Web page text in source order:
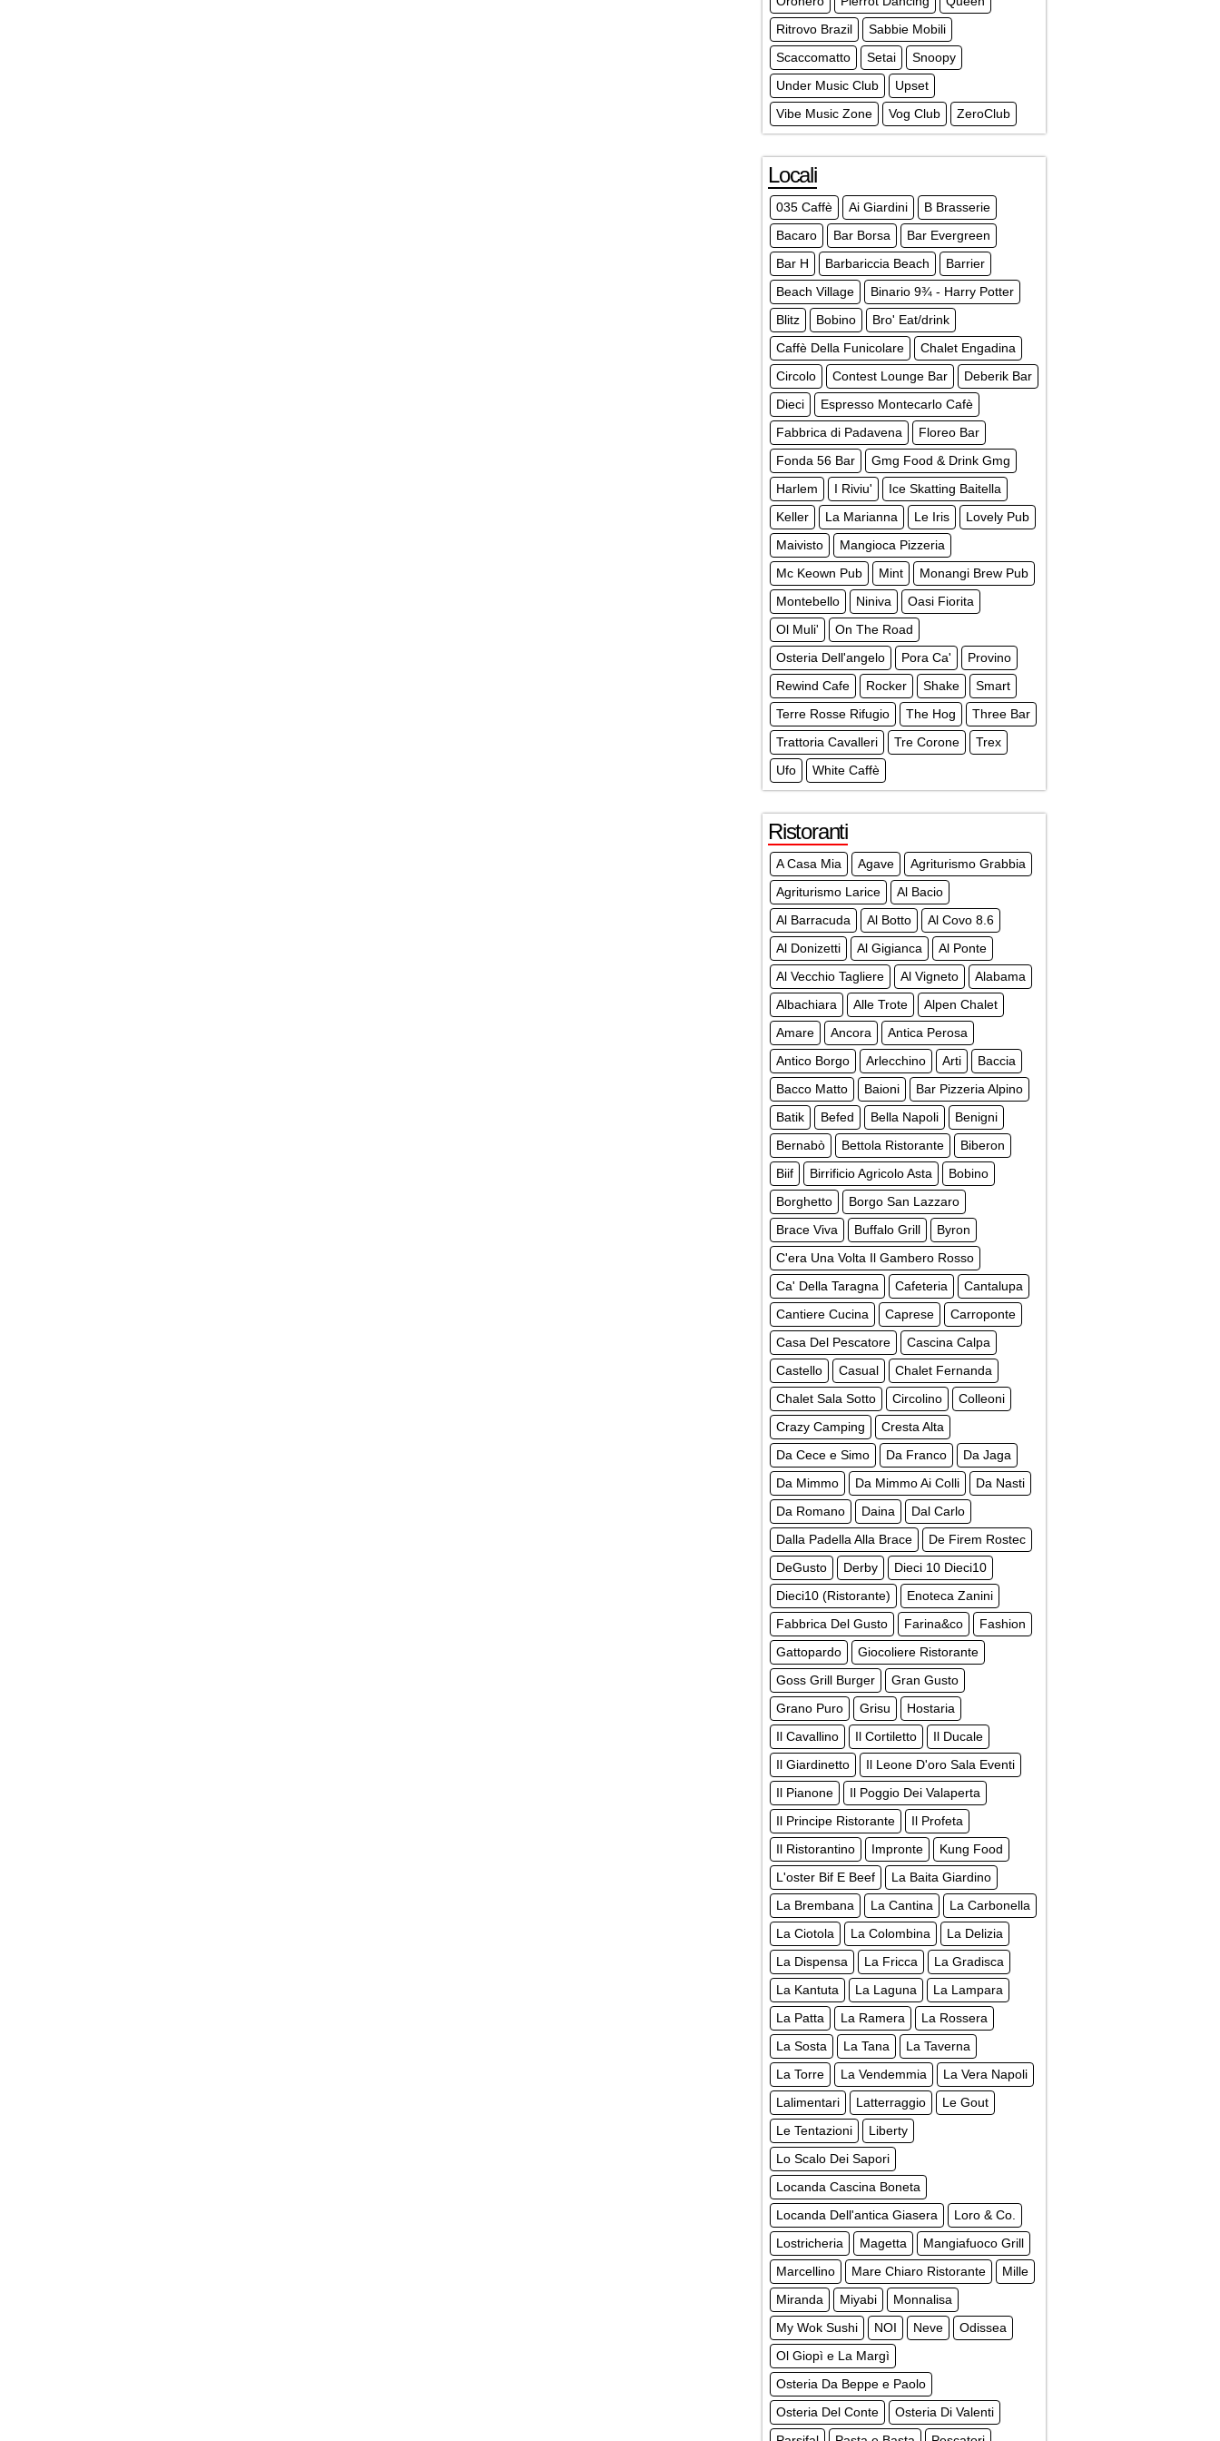
Ritrovo Brazil
Sabbie Mobili
Scaccomatto
Setai
Snoopy
Under Music Club
Upset
Vibe Music Zone
Vog Club ZeroClub
Locali
035 Caffè Ai Giardini
B Brasserie
Bacaro
Bar Borsa
Bar Evergreen
Bar H
Barbariccia Beach
Barrier
Beach Village
Binario 9¾ - Harry Potter
Blitz
Bobino
Bro' Eat/drink
Caffè Della Funicolare
Chalet Engadina
Circolo
Contest Lounge Bar
Deberik Bar
Dieci
Espresso Montecarlo Cafè
Fabbrica di Padavena
Floreo Bar
Fonda 56 Bar
Gmg Food & Drink Gmg
Harlem
I Riviu'
Ice Skatting Baitella
Keller
La Marianna Le Iris
Lovely Pub
Maivisto
Mangioca Pizzeria
Mc Keown Pub
Mint
Monangi Brew Pub
Montebello
Niniva
Oasi Fiorita
Ol Muli'
On The Road
Osteria Dell'angelo
Pora Ca'
Provino
Rewind Cafe
Rocker Shake
Smart
Terre Rosse Rifugio
The Hog
Three Bar
Trattoria Cavalleri
Tre Corone
Trex
Ufo
White Caffè
Ristoranti
A Casa Mia Agave
Agriturismo Grabbia
Agriturismo Larice
Al Bacio
Al Barracuda
Al Botto
Al Covo 8.6
Al Donizetti
Al Gigianca
Al Ponte
Al Vecchio Tagliere
Al Vigneto
Alabama
Albachiara
Alle Trote
Alpen Chalet
Amare
Ancora
Antica Perosa
Antico Borgo
Arlecchino Arti
Baccia
Bacco Matto
Baioni
Bar Pizzeria Alpino
Batik
Befed Bella Napoli
Benigni
Bernabò
Bettola Ristorante
Biberon
Biif
Birrificio Agricolo Asta
Bobino
Borghetto
Borgo San Lazzaro
Brace Viva
Buffalo Grill
Byron
C'era Una Volta Il Gambero Rosso
Ca' Della Taragna
Cafeteria
Cantalupa
Cantiere Cucina
Caprese
Carroponte
Casa Del Pescatore
Cascina Calpa
Castello
Casual
Chalet Fernanda
Chalet Sala Sotto
Circolino
Colleoni
Crazy Camping
Cresta Alta
Da Cece e Simo
Da Franco
Da Jaga
Da Mimmo
Da Mimmo Ai Colli
Da Nasti
Da Romano
Daina
Dal Carlo
Dalla Padella Alla Brace
De Firem Rostec
DeGusto
Derby
Dieci 10 Dieci10
Dieci10 (Ristorante)
Enoteca Zanini
Fabbrica Del Gusto
Farina&co
Fashion
Gattopardo
Giocoliere Ristorante
Goss Grill Burger
Gran Gusto
Grano Puro
Grisu
Hostaria
Il Cavallino
Il Cortiletto
Il Ducale
Il Giardinetto
Il Leone D'oro Sala Eventi
Il Pianone
Il Poggio Dei Valaperta
Il Principe Ristorante
Il Profeta
Il Ristorantino
Impronte
Kung Food
L'oster Bif E Beef
La Baita Giardino
La Brembana
La Cantina
La Carbonella
La Ciotola
La Colombina
La Delizia
La Dispensa
La Fricca
La Gradisca
La Kantuta
La Laguna
La Lampara
La Patta
La Ramera
La Rossera
La Sosta
La Tana
La Taverna
La Torre
La Vendemmia
La Vera Napoli
Lalimentari
Latterraggio
Le Gout
Le Tentazioni
Liberty
Lo Scalo Dei Sapori
Locanda Cascina Boneta
Locanda Dell'antica Giasera
Loro & Co.
Lostricheria
Magetta
Mangiafuoco Grill
Marcellino
Mare Chiaro Ristorante
Mille
Miranda
Miyabi
Monnalisa
My Wok Sushi
NOI Neve
Odissea
Ol Giopì e La Margì
Osteria Da Beppe e Paolo
Osteria Del Conte
Osteria Di Valenti